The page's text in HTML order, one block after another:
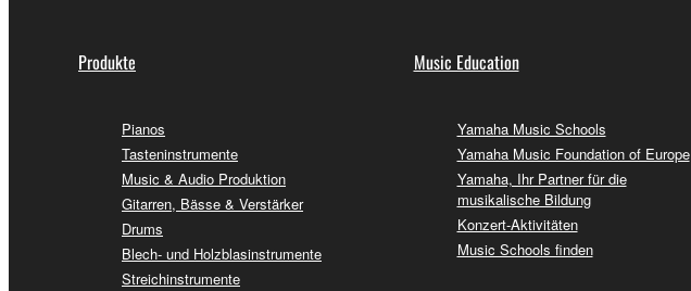
Produkte
Pianos
Tasteninstrumente
Music & Audio Produktion
Gitarren, Bässe & Verstärker
Drums
Blech- und Holzblasinstrumente
Streichinstrumente
Music Education
Yamaha Music Schools
Yamaha Music Foundation of Europe
Yamaha, Ihr Partner für die
musikalische Bildung
Konzert-Aktivitäten
Music Schools finden